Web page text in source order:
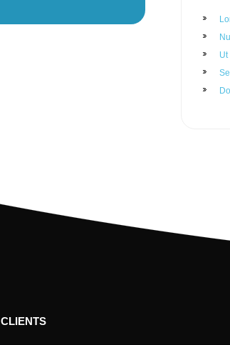
CLIENTS